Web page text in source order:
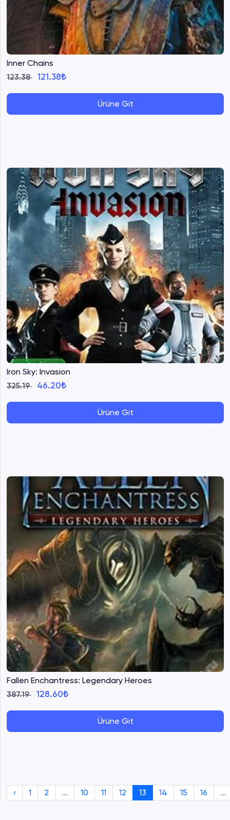
Inner Chains
123.38 121.38₺
Ürüne Git
Iron Sky: Invasion
325.19 46.20₺
Ürüne Git
Fallen Enchantress: Legendary Heroes
387.19 128.60₺
Ürüne Git
‹ 1 2 ... 10 11 12 13 14 15 16 ...